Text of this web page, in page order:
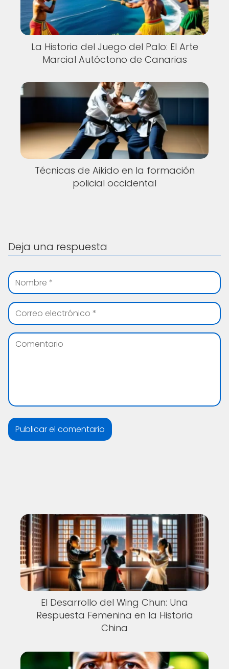
La Historia del Juego del Palo: El Arte
Marcial Autóctono de Canarias
Técnicas de Aikido en la formación
policial occidental
Deja una respuesta
El Desarrollo del Wing Chun: Una
Respuesta Femenina en la Historia
China